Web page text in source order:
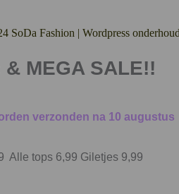
SoDa Fashion | Wordpress
& MEGA SALE!!
verzonden na 10 augustus
Alle tops 6,99 Giletjes 9,99